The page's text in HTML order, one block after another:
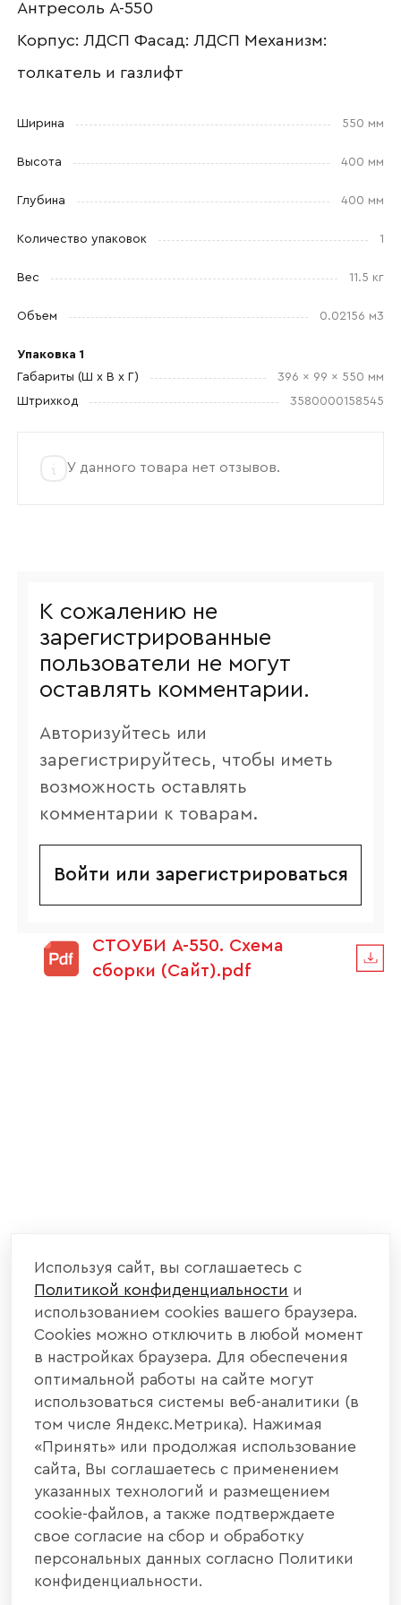
Антресоль А-550
Корпус: ЛДСП Фасад: ЛДСП Механизм:
толкатель и газлифт
Ширина 550 мм
Высота 400 мм
Глубина 400 мм
Количество упаковок 1
Вес 11.5 кг
Объем 0.02156 м3
Упаковка 1
Габариты (Ш x В x Г)
396 x 99 x 550 мм
Штрихкод
3580000158545
У данного товара нет отзывов.
К сожалению не
зарегистрированные
пользователи не могут
оставлять комментарии.
Авторизуйтесь или
зарегистрируйтесь, чтобы иметь
возможность оставлять
комментарии к товарам.
Войти или зарегистрироваться
СТОУБИ А-550. Схема
сборки (Сайт).pdf
Согласен с
и обработкой данных.
Используя сайт, вы соглашаетесь с
Политикой конфиденциальности и
использованием cookies вашего браузера.
Cookies можно отключить в любой момент
в настройках браузера. Для обеспечения
оптимальной работы на сайте могут
использоваться системы веб-аналитики (в
том числе Яндекс.Метрика). Нажимая
«Принять» или продолжая использование
сайта, Вы соглашаетесь с применением
указанных технологий и размещением
cookie-файлов, а также подтверждаете
свое согласие на сбор и обработку
персональных данных согласно Политики
конфиденциальности.